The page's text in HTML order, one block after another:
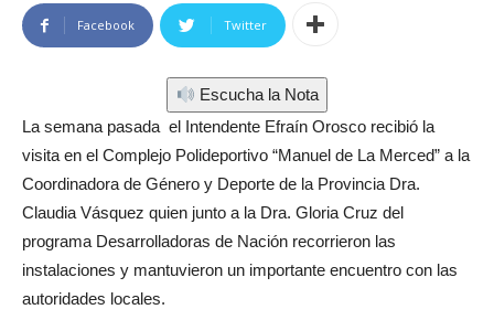
Facebook Twitter
Escucha la Nota
La semana pasada el Intendente Efraín Orosco recibió la
visita en el Complejo Polideportivo “Manuel de La Merced” a la
Coordinadora de Género y Deporte de la Provincia Dra.
Claudia Vásquez quien junto a la Dra. Gloria Cruz del
programa Desarrolladoras de Nación recorrieron las
instalaciones y mantuvieron un importante encuentro con las
autoridades locales.